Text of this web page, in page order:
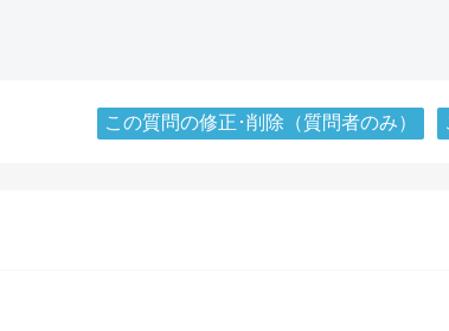
この質問の修正･削除（質問者のみ）